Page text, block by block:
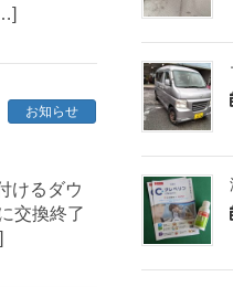
お知らせ
けるダウ
交換終了